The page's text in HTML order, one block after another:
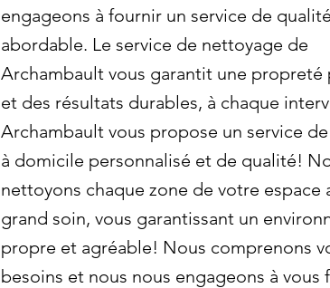
engageons à fournir un service de
abordable. Le service de nettoyage de
Archambault vous garantit une propreté
et des résultats durables, à chaque
Archambault vous propose un service
à domicile personnalisé et de qualité!
nettoyons chaque zone de votre espace
grand soin, vous garantissant un
propre et agréable! Nous comprenons
besoins et nous nous engageons à vous